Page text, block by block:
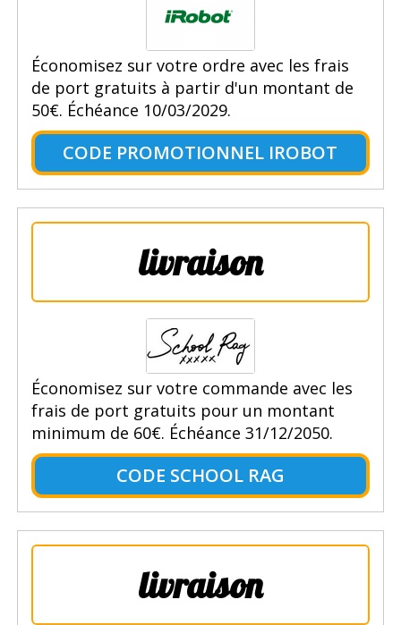
Économisez sur votre ordre avec les frais
de port gratuits à partir d'un montant de
50€. Échéance 10/03/2029.
CODE PROMOTIONNEL IROBOT
livraison
Économisez sur votre commande avec les
frais de port gratuits pour un montant
minimum de 60€. Échéance 31/12/2050.
CODE SCHOOL RAG
livraison